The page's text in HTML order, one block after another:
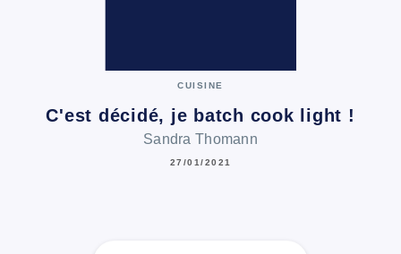
CUISINE
C'est décidé, je batch cook light !
Sandra Thomann
27/01/2021